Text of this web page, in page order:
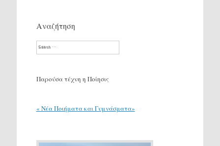
Αναζήτηση
Search
Παρούσα τέχνη η Ποίησις
« Νέα Ποιήματα και Γυμνάσματα»